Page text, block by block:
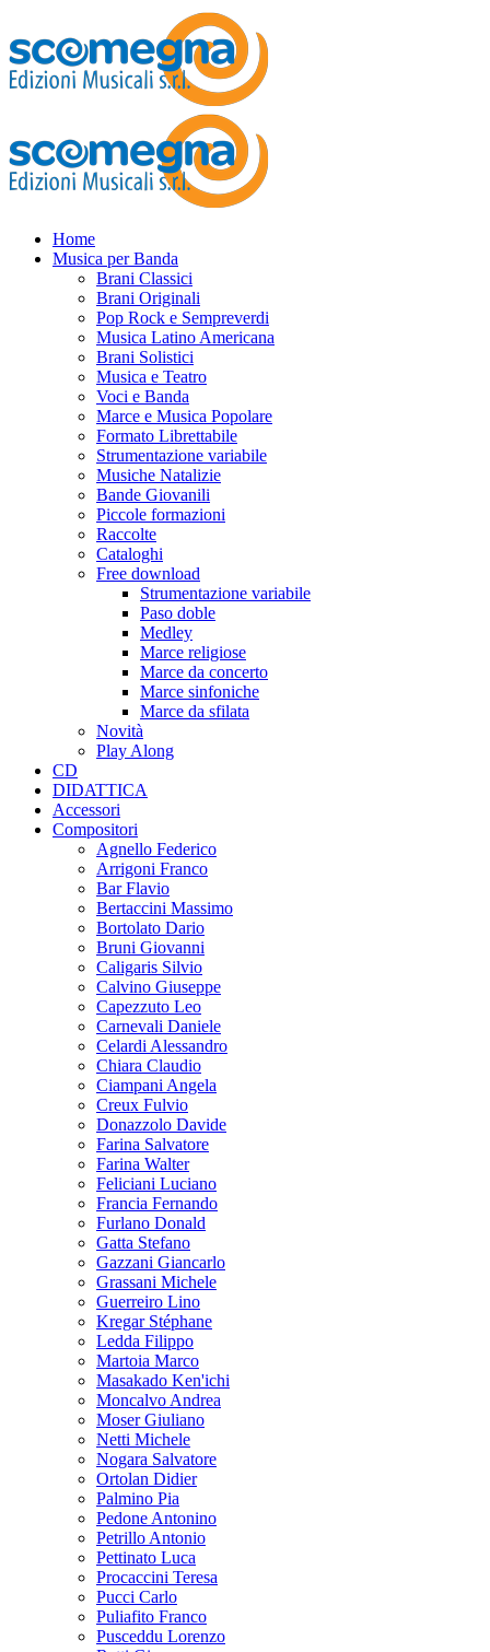
Home
Musica per Banda
Brani Classici
Brani Originali
Pop Rock e Sempreverdi
Musica Latino Americana
Brani Solistici
Musica e Teatro
Voci e Banda
Marce e Musica Popolare
Formato Librettabile
Strumentazione variabile
Musiche Natalizie
Bande Giovanili
Piccole formazioni
Raccolte
Cataloghi
Free download
Strumentazione variabile
Paso doble
Medley
Marce religiose
Marce da concerto
Marce sinfoniche
Marce da sfilata
Novità
Play Along
CD
DIDATTICA
Accessori
Compositori
Agnello Federico
Arrigoni Franco
Bar Flavio
Bertaccini Massimo
Bortolato Dario
Bruni Giovanni
Caligaris Silvio
Calvino Giuseppe
Capezzuto Leo
Carnevali Daniele
Celardi Alessandro
Chiara Claudio
Ciampani Angela
Creux Fulvio
Donazzolo Davide
Farina Salvatore
Farina Walter
Feliciani Luciano
Francia Fernando
Furlano Donald
Gatta Stefano
Gazzani Giancarlo
Grassani Michele
Guerreiro Lino
Kregar Stéphane
Ledda Filippo
Martoia Marco
Masakado Ken'ichi
Moncalvo Andrea
Moser Giuliano
Netti Michele
Nogara Salvatore
Ortolan Didier
Palmino Pia
Pedone Antonino
Petrillo Antonio
Pettinato Luca
Procaccini Teresa
Pucci Carlo
Puliafito Franco
Pusceddu Lorenzo